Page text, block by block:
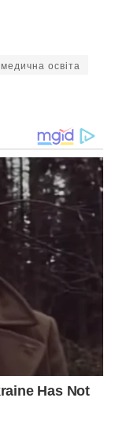
медична освіта